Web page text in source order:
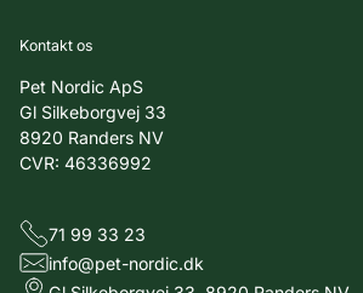
Kontakt os
Pet Nordic ApS
Gl Silkeborgvej 33
8920 Randers NV
CVR: 46336992
71 99 33 23
info@pet-nordic.dk